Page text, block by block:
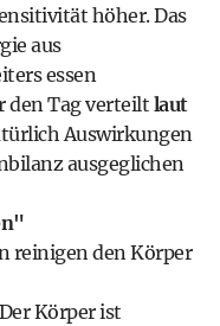
höher. Das
aus
essen
den Tag verteilt laut
Auswirkungen
ausgeglichen
reinigen den Körper
Körper ist